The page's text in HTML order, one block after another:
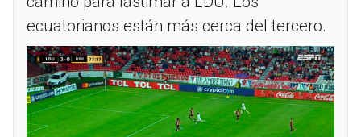
ecuatorianos están más cerca del tercero.